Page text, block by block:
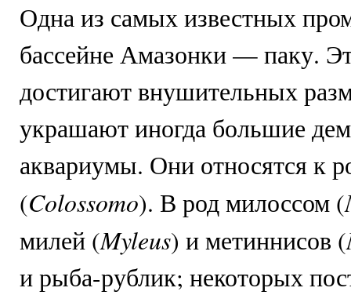
Одна из самых известных
бассейне Амазонки — паку.
достигают внушительных
украшают иногда большие
аквариумы. Они относятся к
(Colossomo). В род милоссом (
милей (Myleus) и метиннисов (
и рыба-рублик; некоторых